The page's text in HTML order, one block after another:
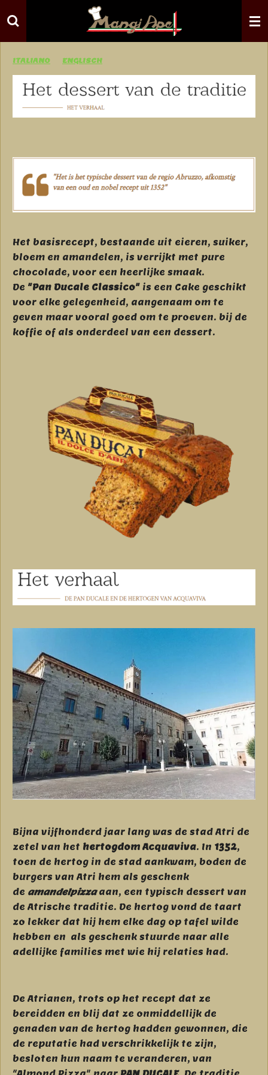
direct
naar
deITALIANO ENGLISCH
Het basisrecept, bestaande uit eieren, suiker,
bloem en amandelen, is verrijkt met pure
chocolade, voor een heerlijke smaak.
De "Pan Ducale Classico" is een Cake geschikt
voor elke gelegenheid, aangenaam om te
geven maar vooral goed om te proeven. bij de
koffie of als onderdeel van een dessert.
Bijna vijfhonderd jaar lang was de stad Atri de
zetel van het hertogdom Acquaviva. In 1352,
toen de hertog in de stad aankwam, boden de
burgers van Atri hem als geschenk
de amandelpizza aan, een typisch dessert van
de Atrische traditie. De hertog vond de taart
zo lekker dat hij hem elke dag op tafel wilde
hebben en als geschenk stuurde naar alle
adellijke families met wie hij relaties had.
De Atrianen, trots op het recept dat ze
bereidden en blij dat ze onmiddellijk de
genaden van de hertog hadden gewonnen, die
de reputatie had verschrikkelijk te zijn,
besloten hun naam te veranderen, van